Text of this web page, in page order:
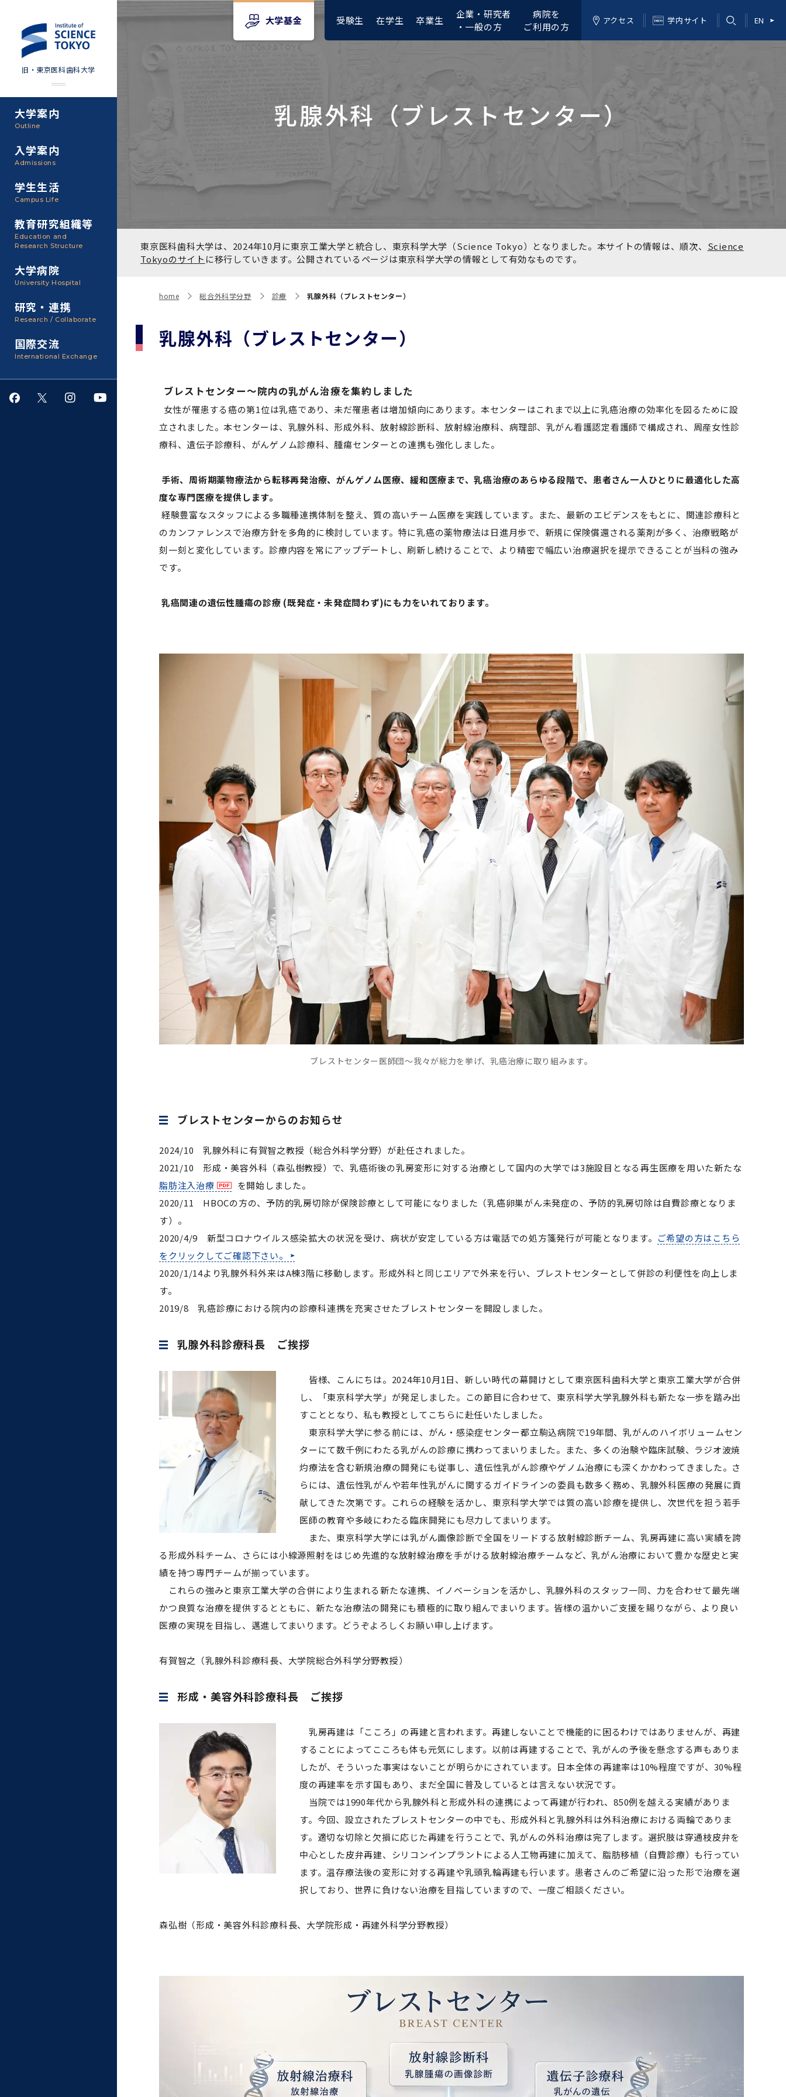
大学基金 受験生 在学生 卒業生
企業・研究者
・一般の方
病院を
ご利用の方
アクセス 学内サイト EN
旧・東京医科歯科大学
大学案内
Outline
基本理念・沿革
東京医科歯科大学の特色
運営組織
大学紹介動画
写真で綴る 東京医科歯科大
大学評価の制度について
計画等について【6年間】
1-2.年度計画・年度評価等
について【第1期～第3期】
四大学連合
四大学連合憲章等
情報公開・個人情報
ダイバーシティ
東京医科歯科大学ダイバー
シティ＆インクルージョン
入学案内
Admissions
学部などについて
イベント
大学院入学案内
募集要項
聴講生・科目等履修生およ
学生生活
Campus Life
Science Tokyo SPRING
(医歯学系)
歯学系)
授業・カリキュラム
授業料・入学料・検定料
猶予について(Admission &
Tuition
学生生活サポート 障がいのある学生サポート
就職・キャリア支援
教育研究組織等
Education and
Research Structure
ポリシー
歯学部（歯学科･口腔保健学
大学院医歯学総合研究科
教養部
修士課程 医歯理工保健学専
攻
セミナー・特別講義
員研究内容
年報
大学病院
統合イノベーション機構
研究基盤クラスター（統合
先端医歯工学創成クラスタ
ー（統合研究機構）
異動したセンター
統合情報機構（図書館部
門・ITセキュリティ部門）
学生支援・保健管理機構
環境安全管理室
大学病院
University Hospital
研究・連携
Research / Collaborate
研究手続き
研究活動
取り組み・規制
国際交流
International Exchange
乳腺外科（ブレストセンター）
東京医科歯科大学は、2024年10月に東京工業大学と統合し、東京科学大学（Science Tokyo）となりました。本サイトの情報は、順次、 Science
Tokyoのサイト に移行していきます。公開されているページは東京科学大学の情報として有効なものです。
home 総合外科学分野 診療 乳腺外科（ブレストセンター）
乳腺外科（ブレストセンター）
ブレストセンター～院内の乳がん治療を集約しました
女性が罹患する癌の第1位は乳癌であり、未だ罹患者は増加傾向にあります。本センターはこれまで以上に乳癌治療の効率化を図るために設
立されました。本センターは、乳腺外科、形成外科、放射線診断科、放射線治療科、病理部、乳がん看護認定看護師で構成され、周産女性診
療科、遺伝子診療科、がんゲノム診療科、腫瘍センターとの連携も強化しました。
手術、周術期薬物療法から転移再発治療、がんゲノム医療、緩和医療まで、乳癌治療のあらゆる段階で、患者さん一人ひとりに最適化した高
度な専門医療を提供します。
経験豊富なスタッフによる多職種連携体制を整え、質の高いチーム医療を実践しています。また、最新のエビデンスをもとに、関連診療科と
のカンファレンスで治療方針を多角的に検討しています。特に乳癌の薬物療法は日進月歩で、新規に保険償還される薬剤が多く、治療戦略が
刻一刻と変化しています。診療内容を常にアップデートし、刷新し続けることで、より精密で幅広い治療選択を提示できることが当科の強み
です。
乳癌関連の遺伝性腫瘍の診療 (既発症・未発症問わず)にも力をいれております。
ブレストセンター医師団～我々が総力を挙げ、乳癌治療に取り組みます。
ブレストセンターからのお知らせ
2024/10 乳腺外科に有賀智之教授（総合外科学分野）が赴任されました。
2021/10 形成・美容外科（森弘樹教授）で、乳癌術後の乳房変形に対する治療として国内の大学では3施設目となる再生医療を用いた新たな
脂肪注入治療
を開始しました。
2020/11 HBOCの方の、予防的乳房切除が保険診療として可能になりました（乳癌卵巣がん未発症の、予防的乳房切除は自費診療となりま
す）。
2020/4/9 新型コロナウイルス感染拡大の状況を受け、病状が安定している方は電話での処方箋発行が可能となります。 ご希望の方はこちら
をクリックしてご確認下さい。
2020/1/14より乳腺外科外来はA棟3階に移動します。形成外科と同じエリアで外来を行い、ブレストセンターとして併診の利便性を向上しま
す。
2019/8 乳癌診療における院内の診療科連携を充実させたブレストセンターを開設しました。
乳腺外科診療科長 ご挨拶
皆様、こんにちは。2024年10月1日、新しい時代の幕開けとして東京医科歯科大学と東京工業大学が合併
し、「東京科学大学」が発足しました。この節目に合わせて、東京科学大学乳腺外科も新たな一歩を踏み出
すこととなり、私も教授としてこちらに赴任いたしました。
東京科学大学に参る前には、がん・感染症センター都立駒込病院で19年間、乳がんのハイボリュームセン
ターにて数千例にわたる乳がんの診療に携わってまいりました。また、多くの治験や臨床試験、ラジオ波焼
灼療法を含む新規治療の開発にも従事し、遺伝性乳がん診療やゲノム治療にも深くかかわってきました。さ
らには、遺伝性乳がんや若年性乳がんに関するガイドラインの委員も数多く務め、乳腺外科医療の発展に貢
献してきた次第です。これらの経験を活かし、東京科学大学では質の高い診療を提供し、次世代を担う若手
医師の教育や多岐にわたる臨床開発にも尽力してまいります。
また、東京科学大学には乳がん画像診断で全国をリードする放射線診断チーム、乳房再建に高い実績を誇
る形成外科チーム、さらには小線源照射をはじめ先進的な放射線治療を手がける放射線治療チームなど、乳がん治療において豊かな歴史と実
績を持つ専門チームが揃っています。
これらの強みと東京工業大学の合併により生まれる新たな連携、イノベーションを活かし、乳腺外科のスタッフ一同、力を合わせて最先端
かつ良質な治療を提供するとともに、新たな治療法の開発にも積極的に取り組んでまいります。皆様の温かいご支援を賜りながら、より良い
医療の実現を目指し、邁進してまいります。どうぞよろしくお願い申し上げます。
有賀智之（乳腺外科診療科長、大学院総合外科学分野教授）
形成・美容外科診療科長 ご挨拶
乳房再建は「こころ」の再建と言われます。再建しないことで機能的に困るわけではありませんが、再建
することによってこころも体も元気にします。以前は再建することで、乳がんの予後を懸念する声もありま
したが、そういった事実はないことが明らかにされています。日本全体の再建率は10%程度ですが、30%程
度の再建率を示す国もあり、まだ全国に普及しているとは言えない状況です。
当院では1990年代から乳腺外科と形成外科の連携によって再建が行われ、850例を越える実績がありま
す。今回、設立されたブレストセンターの中でも、形成外科と乳腺外科は外科治療における両輪でありま
す。適切な切除と欠損に応じた再建を行うことで、乳がんの外科治療は完了します。選択肢は穿通枝皮弁を
中心とした皮弁再建、シリコンインプラントによる人工物再建に加えて、脂肪移植（自費診療）も行ってい
ます。温存療法後の変形に対する再建や乳頭乳輪再建も行います。患者さんのご希望に沿った形で治療を選
択しており、世界に負けない治療を目指していますので、一度ご相談ください。
森弘樹（形成・美容外科診療科長、大学院形成・再建外科学分野教授）